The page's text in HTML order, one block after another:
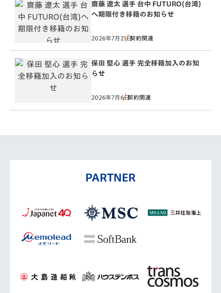
齋藤 遼太 選手 台中 FUTURO(台湾)
へ期限付き移籍のお知らせ
2026年7月21日契約関連
保田 堅心 選手 完全移籍加入のお知
らせ
2026年7月6日契約関連
PARTNER